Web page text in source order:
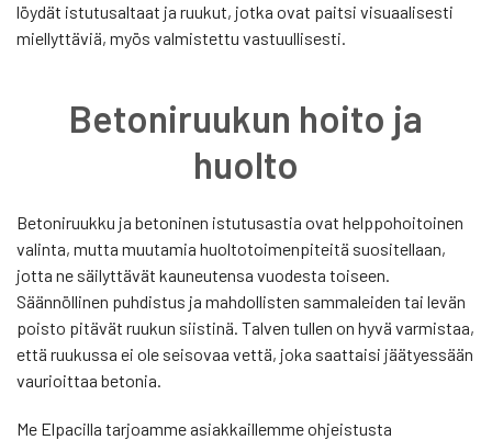
löydät istutusaltaat ja ruukut, jotka ovat paitsi visuaalisesti
miellyttäviä, myös valmistettu vastuullisesti.
Betoniruukun hoito ja
huolto
Betoniruukku ja betoninen istutusastia ovat helppohoitoinen
valinta, mutta muutamia huoltotoimenpiteitä suositellaan,
jotta ne säilyttävät kauneutensa vuodesta toiseen.
Säännöllinen puhdistus ja mahdollisten sammaleiden tai levän
poisto pitävät ruukun siistinä. Talven tullen on hyvä varmistaa,
että ruukussa ei ole seisovaa vettä, joka saattaisi jäätyessään
vaurioittaa betonia.
Me Elpacilla tarjoamme asiakkaillemme ohjeistusta